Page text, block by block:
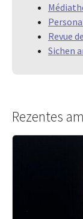
Revue
Sichen
Rezentes